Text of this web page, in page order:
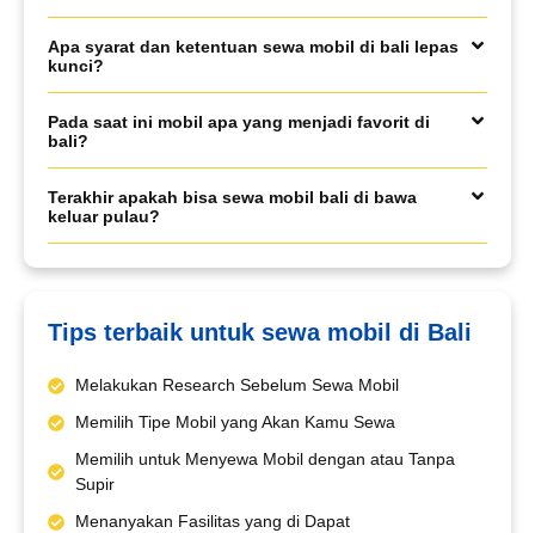
Apa syarat dan ketentuan sewa mobil di bali lepas
kunci?
Pada saat ini mobil apa yang menjadi favorit di
bali?
Terakhir apakah bisa sewa mobil bali di bawa
keluar pulau?
Tips terbaik untuk sewa mobil di Bali
Melakukan Research Sebelum Sewa Mobil
Memilih Tipe Mobil yang Akan Kamu Sewa
Memilih untuk Menyewa Mobil dengan atau Tanpa
Supir
Menanyakan Fasilitas yang di Dapat
Book via WhatsApp
Tipe Sewa*
Tgl Mulai*
Tgl Selesai*